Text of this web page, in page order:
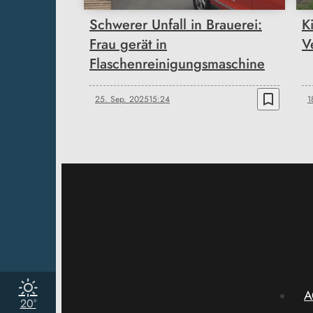
20°
Schwerer Unfall in Brauerei:
Frau gerät in
Flaschenreinigungsmaschine
25. Sep. 202515:24 bookmark_border